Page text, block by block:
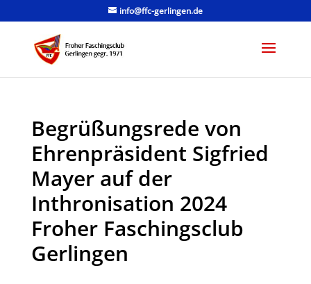
info@ffc-gerlingen.de
Begrüßungsrede von
Ehrenpräsident Sigfried
Mayer auf der
Inthronisation 2024
Froher Faschingsclub
Gerlingen